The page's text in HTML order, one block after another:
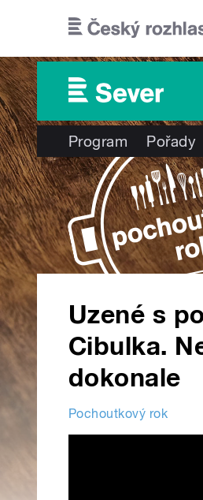
Program Pořady
Uzené s
Cibulka.
dokonale
Pochoutkový rok